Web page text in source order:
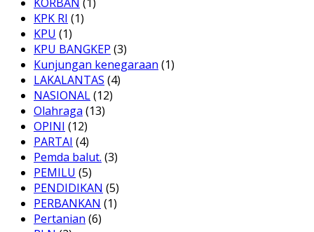
KPK RI (1)
KPU (1)
KPU BANGKEP (3)
Kunjungan kenegaraan (1)
LAKALANTAS (4)
NASIONAL(12)
Olahraga (13)
OPINI (12)
PARTAI (4)
Pemda balut. (3)
PEMILU (5)
PENDIDIKAN (5)
PERBANKAN (1)
Pertanian (6)